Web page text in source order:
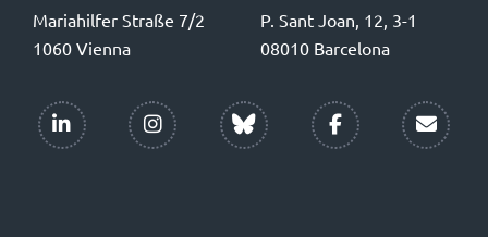
Mariahilfer Straße 7/2
1060 Vienna
P. Sant Joan, 12, 3-1
08010 Barcelona